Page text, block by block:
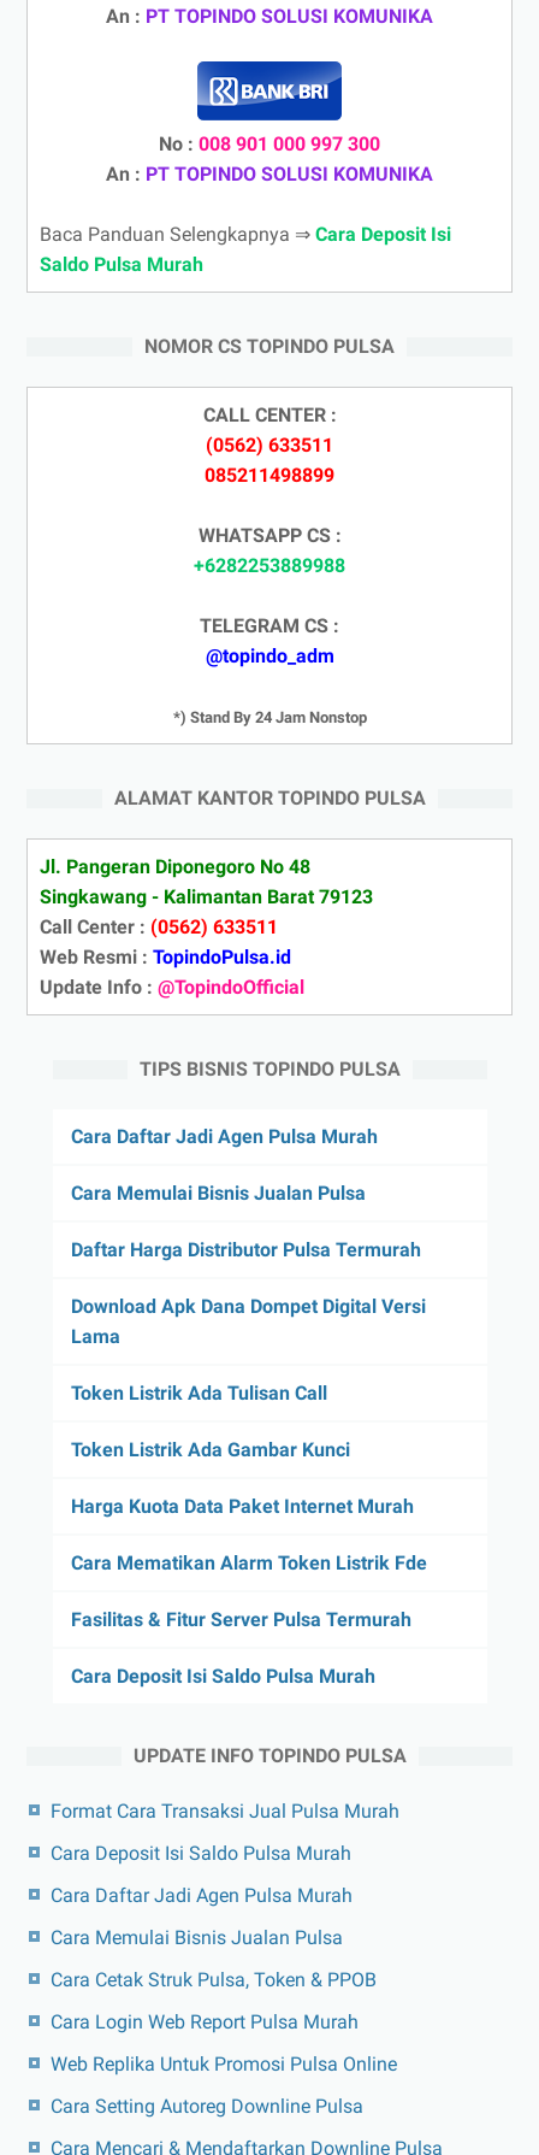
An : PT TOPINDO SOLUSI KOMUNIKA
No : 008 901 000 997 300
An : PT TOPINDO SOLUSI KOMUNIKA
Baca Panduan Selengkapnya ⇒ Cara Deposit Isi
Saldo Pulsa Murah
NOMOR CS TOPINDO PULSA
CALL CENTER :
(0562) 633511
085211498899
WHATSAPP CS :
+6282253889988
TELEGRAM CS :
@topindo_adm
*) Stand By 24 Jam Nonstop
ALAMAT KANTOR TOPINDO PULSA
Jl. Pangeran Diponegoro No 48
Singkawang - Kalimantan Barat 79123
Call Center : (0562) 633511
Web Resmi : TopindoPulsa.id
Update Info : @TopindoOfficial
TIPS BISNIS TOPINDO PULSA
Cara Daftar Jadi Agen Pulsa Murah
Cara Memulai Bisnis Jualan Pulsa
Daftar Harga Distributor Pulsa Termurah
Download Apk Dana Dompet Digital Versi
Lama
Token Listrik Ada Tulisan Call
Token Listrik Ada Gambar Kunci
Harga Kuota Data Paket Internet Murah
Cara Mematikan Alarm Token Listrik Fde
Fasilitas & Fitur Server Pulsa Termurah
Cara Deposit Isi Saldo Pulsa Murah
UPDATE INFO TOPINDO PULSA
Format Cara Transaksi Jual Pulsa Murah
Cara Deposit Isi Saldo Pulsa Murah
Cara Daftar Jadi Agen Pulsa Murah
Cara Memulai Bisnis Jualan Pulsa
Cara Cetak Struk Pulsa, Token & PPOB
Cara Login Web Report Pulsa Murah
Web Replika Untuk Promosi Pulsa Online
Cara Setting Autoreg Downline Pulsa
Cara Mencari & Mendaftarkan Downline Pulsa